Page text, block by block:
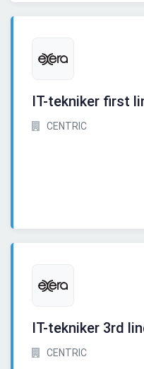
IT-tekniker first
CENTRIC
IT-tekniker 3rd
CENTRIC